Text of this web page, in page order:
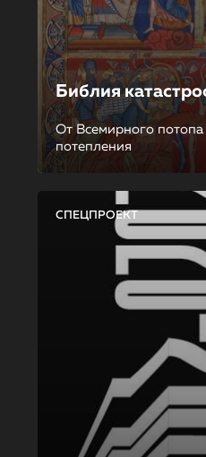
Библия
От Всемирного
потепления
СПЕЦПРОЕКТ